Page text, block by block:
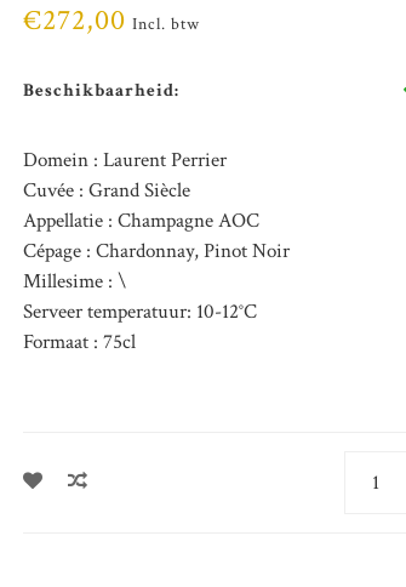
€272,00 Incl. btw
Beschikbaarheid:
Domein : Laurent Perrier
Cuvée : Grand Siècle
Appellatie : Champagne AOC
Cépage : Chardonnay, Pinot Noir
Millesime : \
Serveer temperatuur: 10-12°C
Formaat : 75cl